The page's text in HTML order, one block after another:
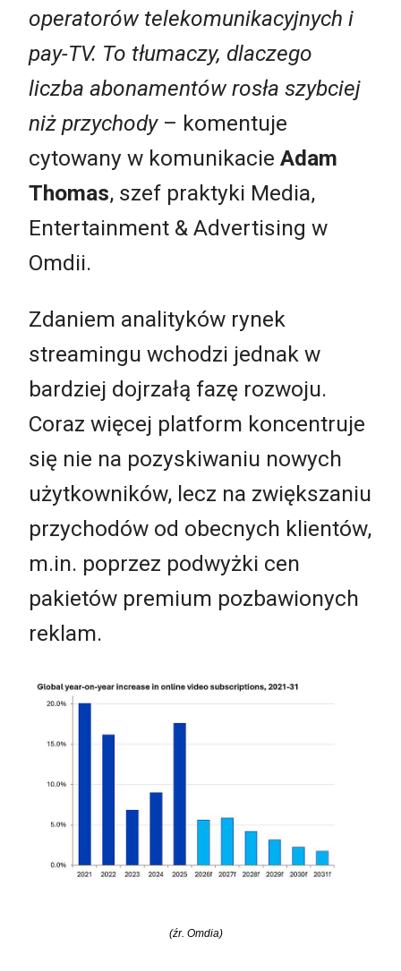
operatorów telekomunikacyjnych i
pay-TV. To tłumaczy, dlaczego
liczba abonamentów rosła szybciej
niż przychody– komentuje
cytowany w komunikacie Adam
Thomas, szef praktyki Media,
Entertainment & Advertising w
Omdii.
Zdaniem analityków rynek
streamingu wchodzi jednak w
bardziej dojrzałą fazę rozwoju.
Coraz więcej platform koncentruje
się nie na pozyskiwaniu nowych
użytkowników, lecz na zwiększaniu
przychodów od obecnych klientów,
m.in. poprzez podwyżki cen
pakietów premium pozbawionych
reklam.
(źr. Omdia)